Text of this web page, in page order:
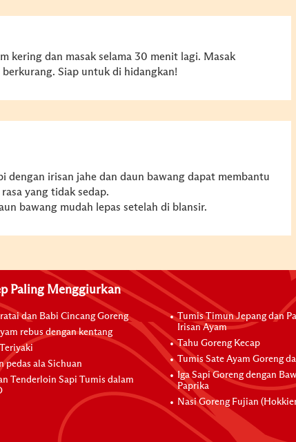
kering dan masak selama 30 menit lagi. Masak
berkurang. Siap untuk di hidangkan!
dengan irisan jahe dan daun bawang dapat membantu
yang tidak sedap.
bawang mudah lepas setelah di blansir.
Paling Menggiurkan
dan Babi Cincang Goreng
rebus dengan kentang
pedas ala Sichuan
Tenderloin Sapi Tumis dalam
Tumis Timun Jepang dan
Irisan Ayam
Tahu Goreng Kecap
Tumis Sate Ayam Goreng
Iga Sapi Goreng dengan
Paprika
Nasi Goreng Fujian